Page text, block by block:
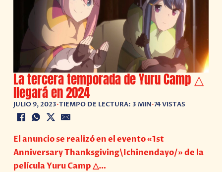
La tercera temporada de Yuru Camp △
llegará en 2024
JULIO 9, 2023•TIEMPO DE LECTURA: 3 MIN•74 VISTAS
El anuncio se realizó en el evento «1st
Anniversary Thanksgiving\Ichinendayo/» de la
película Yuru Camp △…